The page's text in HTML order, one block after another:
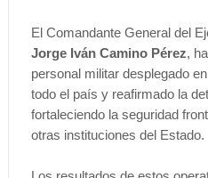
El Comandante General del
Jorge Iván Camino Pérez,
personal militar desplegado
todo el país y reafirmado la
fortaleciendo la seguridad
otras instituciones del Estado.